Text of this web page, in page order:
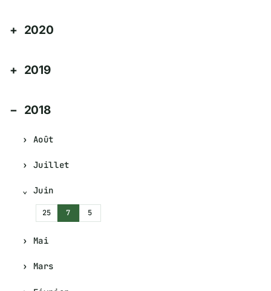
2020
2019
2018
Août
Juillet
Juin
25 7 5
Mai
Mars